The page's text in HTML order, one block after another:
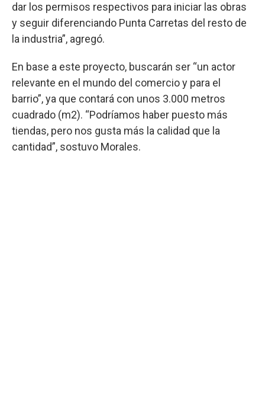
dar los permisos respectivos para iniciar las obras
y seguir diferenciando Punta Carretas del resto de
la industria”, agregó.
En base a este proyecto, buscarán ser “un actor
relevante en el mundo del comercio y para el
barrio”, ya que contará con unos 3.000 metros
cuadrado (m2). “Podríamos haber puesto más
tiendas, pero nos gusta más la calidad que la
cantidad”, sostuvo Morales.